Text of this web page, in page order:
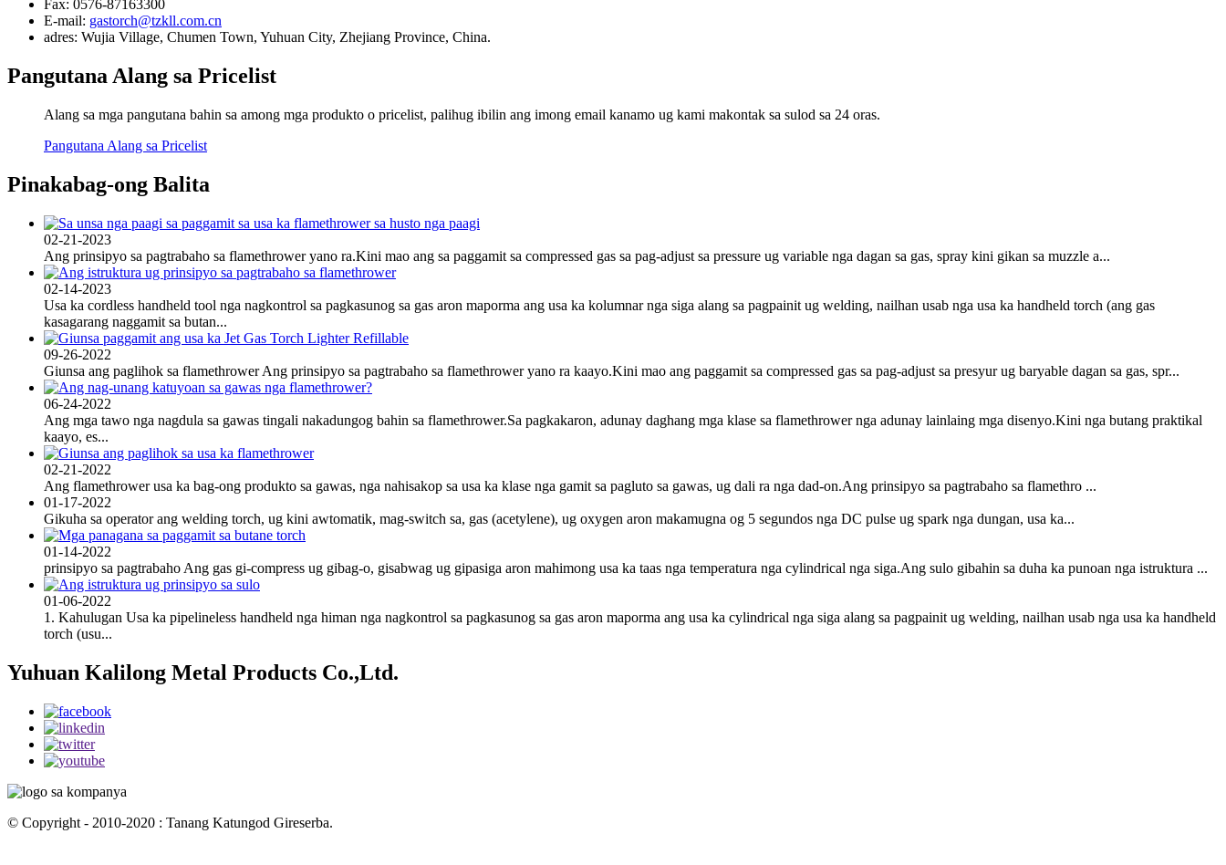
Fax: 0576-87163300
E-mail: gastorch@tzkll.com.cn
adres: Wujia Village, Chumen Town, Yuhuan City, Zhejiang Province, China.
Pangutana Alang sa Pricelist
Alang sa mga pangutana bahin sa among mga produkto o pricelist, palihug ibilin ang imong email kanamo ug kami makontak sa sulod sa 24 oras.
Pangutana Alang sa Pricelist
Pinakabag-ong Balita
02-21-2023
Ang prinsipyo sa pagtrabaho sa flamethrower yano ra.Kini mao ang sa paggamit sa compressed gas sa pag-adjust sa pressure ug variable nga dagan sa gas, spray kini gikan sa muzzle a...
02-14-2023
Usa ka cordless handheld tool nga nagkontrol sa pagkasunog sa gas aron maporma ang usa ka kolumnar nga siga alang sa pagpainit ug welding, nailhan usab nga usa ka handheld torch (ang gas
kasagarang naggamit sa butan...
09-26-2022
Giunsa ang paglihok sa flamethrower Ang prinsipyo sa pagtrabaho sa flamethrower yano ra kaayo.Kini mao ang paggamit sa compressed gas sa pag-adjust sa presyur ug baryable dagan sa gas, spr...
06-24-2022
Ang mga tawo nga nagdula sa gawas tingali nakadungog bahin sa flamethrower.Sa pagkakaron, adunay daghang mga klase sa flamethrower nga adunay lainlaing mga disenyo.Kini nga butang praktikal
kaayo, es...
02-21-2022
Ang flamethrower usa ka bag-ong produkto sa gawas, nga nahisakop sa usa ka klase nga gamit sa pagluto sa gawas, ug dali ra nga dad-on.Ang prinsipyo sa pagtrabaho sa flamethro ...
01-17-2022
Gikuha sa operator ang welding torch, ug kini awtomatik, mag-switch sa, gas (acetylene), ug oxygen aron makamugna og 5 segundos nga DC pulse ug spark nga dungan, usa ka...
01-14-2022
prinsipyo sa pagtrabaho Ang gas gi-compress ug gibag-o, gisabwag ug gipasiga aron mahimong usa ka taas nga temperatura nga cylindrical nga siga.Ang sulo gibahin sa duha ka punoan nga istruktura ...
01-06-2022
1. Kahulugan Usa ka pipelineless handheld nga himan nga nagkontrol sa pagkasunog sa gas aron maporma ang usa ka cylindrical nga siga alang sa pagpainit ug welding, nailhan usab nga usa ka handheld
torch (usu...
Yuhuan Kalilong Metal Products Co.,Ltd.
© Copyright - 2010-2020 : Tanang Katungod Gireserba.